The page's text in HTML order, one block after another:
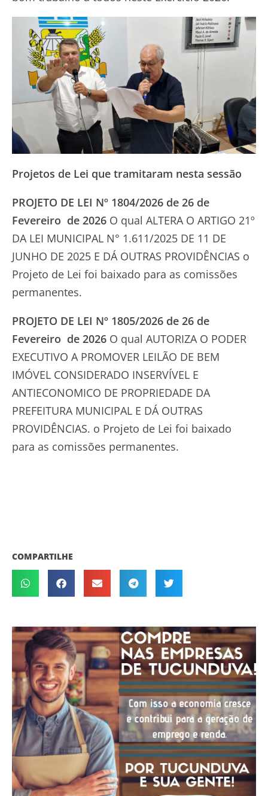
Projetos de Lei que tramitaram nesta sessão
PROJETO DE LEI Nº 1804/2026 de 26 de
Fevereiro de 2026 O qual ALTERA O ARTIGO 21º
DA LEI MUNICIPAL N° 1.611/2025 DE 11 DE
JUNHO DE 2025 E DÁ OUTRAS PROVIDÊNCIAS o
Projeto de Lei foi baixado para as comissões
permanentes.
PROJETO DE LEI Nº 1805/2026 de 26 de
Fevereiro de 2026 O qual AUTORIZA O PODER
EXECUTIVO A PROMOVER LEILÃO DE BEM
IMÓVEL CONSIDERADO INSERVÍVEL E
ANTIECONOMICO DE PROPRIEDADE DA
PREFEITURA MUNICIPAL E DÁ OUTRAS
PROVIDÊNCIAS. o Projeto de Lei foi baixado
para as comissões permanentes.
COMPARTILHE